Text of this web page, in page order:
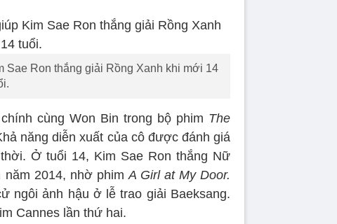
Sae Ron thắng giải Rồng Xanh khi mới 14
cùng Won Bin trong bộ phim The
năng diễn xuất của cô được đánh giá
Ở tuổi 14, Kim Sae Ron thắng Nữ
2014, nhờ phim A Girl at My Door.
ngôi ảnh hậu ở lễ trao giải Baeksang.
Cannes lần thứ hai.